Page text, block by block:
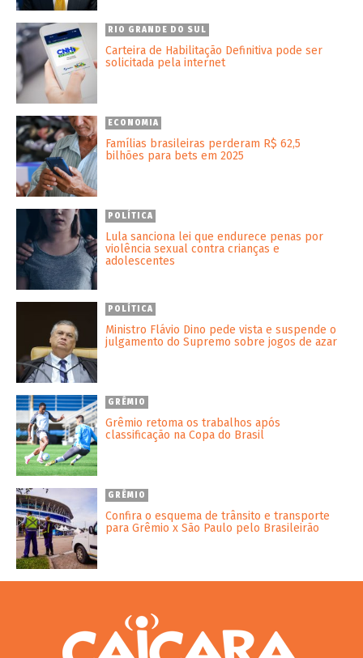
RIO GRANDE DO SUL
Carteira de Habilitação Definitiva pode ser
solicitada pela internet
ECONOMIA
Famílias brasileiras perderam R$ 62,5
bilhões para bets em 2025
POLÍTICA
Lula sanciona lei que endurece penas por
violência sexual contra crianças e
adolescentes
POLÍTICA
Ministro Flávio Dino pede vista e suspende o
julgamento do Supremo sobre jogos de azar
GRÊMIO
Grêmio retoma os trabalhos após
classificação na Copa do Brasil
GRÊMIO
Confira o esquema de trânsito e transporte
para Grêmio x São Paulo pelo Brasileirão